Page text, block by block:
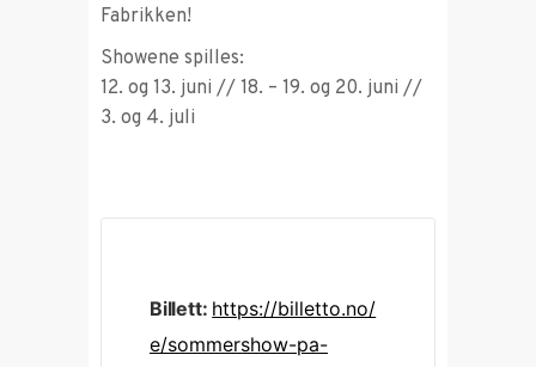
Fabrikken!
Showene spilles:
12. og 13. juni // 18. – 19. og 20. juni //
3. og 4. juli
Billett: https://billetto.no/
e/sommershow-pa-